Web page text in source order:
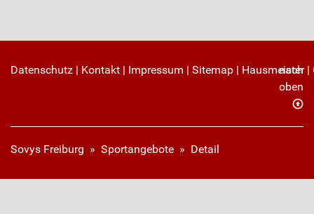
Datenschutz | Kontakt | Impressum | Sitemap | Hausmeister|
nach
oben
Sovys Freiburg » Sportangebote » Detail